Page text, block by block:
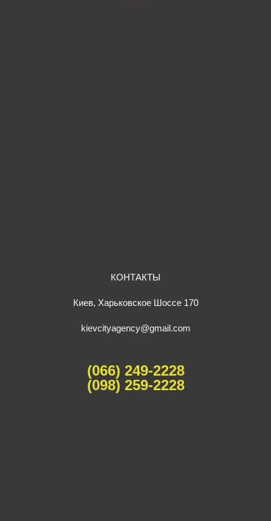
КОНТАКТЫ
Киев, Харьковское Шоссе 170
kievcityagency@gmail.com
(066) 249-2228
(098) 259-2228